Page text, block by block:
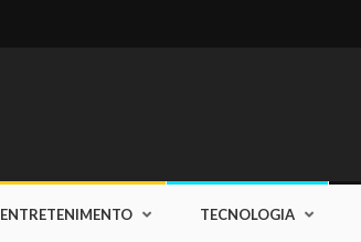
ENTRETENIMENTO TECNOLOGIA